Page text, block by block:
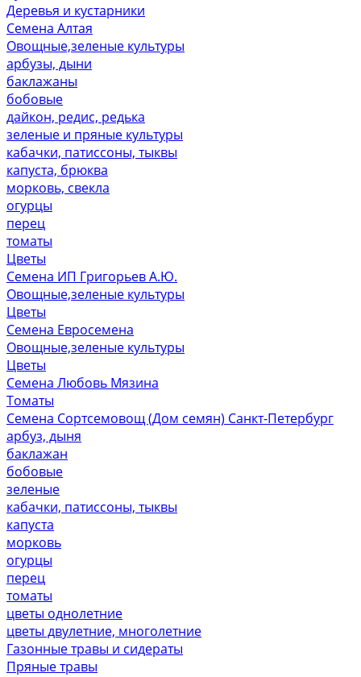
Деревья и кустарники
Семена Алтая
Овощные,зеленые культуры
арбузы, дыни
баклажаны
бобовые
дайкон, редис, редька
зеленые и пряные культуры
кабачки, патиссоны, тыквы
капуста, брюква
морковь, свекла
огурцы
перец
томаты
Цветы
Семена ИП Григорьев А.Ю.
Овощные,зеленые культуры
Цветы
Семена Евросемена
Овощные,зеленые культуры
Цветы
Семена Любовь Мязина
Томаты
Семена Сортсемовощ (Дом семян) Санкт-Петербург
арбуз, дыня
баклажан
бобовые
зеленые
кабачки, патиссоны, тыквы
капуста
морковь
огурцы
перец
томаты
цветы однолетние
цветы двулетние, многолетние
Газонные травы и сидераты
Пряные травы